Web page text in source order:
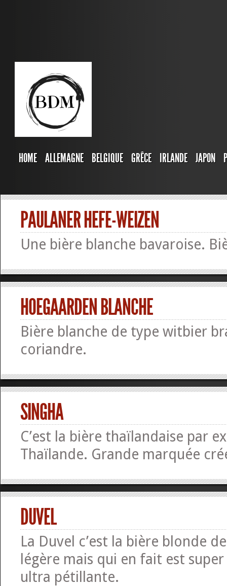
HOME ALLEMAGNE BELGIQUE GRÊCE IRLANDE JAPON
PAULANER HEFE-WEIZEN
Une bière blanche bavaroise.
HOEGAARDEN BLANCHE
Bière blanche de type witbier
coriandre.
SINGHA
C’est la bière thaïlandaise par
Thaïlande. Grande marquée
DUVEL
La Duvel c’est la bière blonde
légère mais qui en fait est
ultra pétillante.